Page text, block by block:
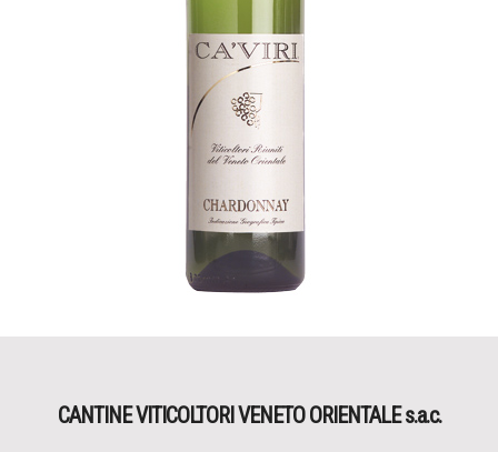
CANTINE VITICOLTORI VENETO ORIENTALE s.a.c.